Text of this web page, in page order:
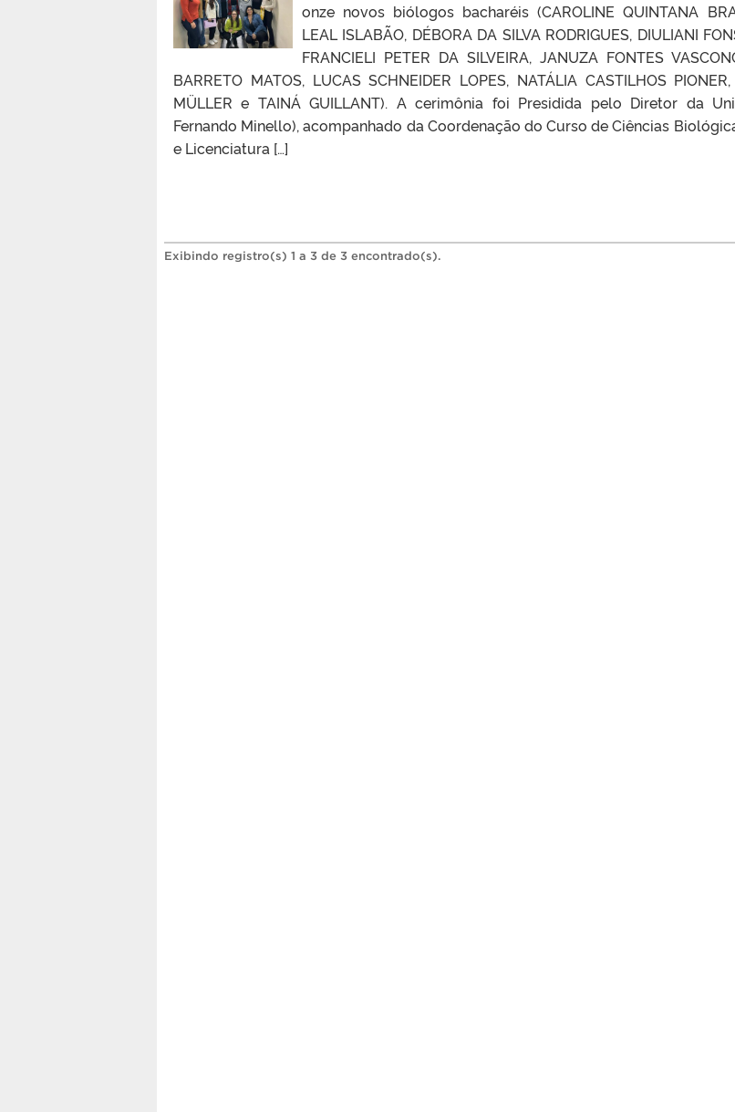
onze novos biólogos bacharéis (CAROLINE QUINTANA
LEAL ISLABÃO, DÉBORA DA SILVA RODRIGUES, DIULIANI
FRANCIELI PETER DA SILVEIRA, JANUZA FONTES
BARRETO MATOS, LUCAS SCHNEIDER LOPES, NATÁLIA CASTILHOS
MÜLLER e TAINÁ GUILLANT). A cerimônia foi Presidida pelo Diretor da
Fernando Minello), acompanhado da Coordenação do Curso de Ciências
e Licenciatura […]
Exibindo registro(s) 1 a 3 de 3 encontrado(s).